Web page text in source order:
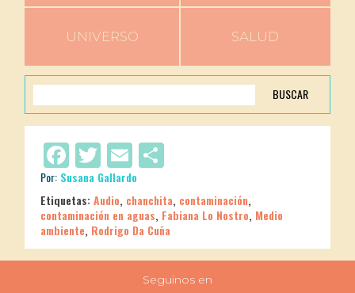
UNIVERSO SALUD
BUSCAR
Facebook
Twitter
Email
Por: Susana Gallardo
Etiquetas:Audio, chanchita, contaminación,
contaminación en aguas, Fabiana Lo Nostro, Medio
ambiente, Rodrigo Da Cuña
Seguinos en